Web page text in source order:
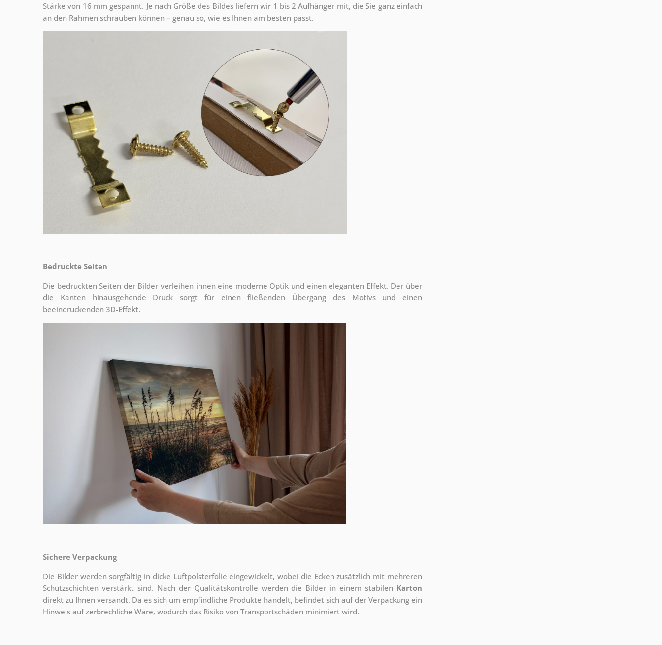
Stärke von 16 mm gespannt. Je nach Größe des Bildes liefern wir 1 bis 2 Aufhänger mit, die Sie ganz einfach
an den Rahmen schrauben können – genau so, wie es Ihnen am besten passt.
Bedruckte Seiten
Die bedruckten Seiten der Bilder verleihen ihnen eine moderne Optik und einen eleganten Effekt. Der über
die Kanten hinausgehende Druck sorgt für einen fließenden Übergang des Motivs und einen
beeindruckenden 3D-Effekt.
Sichere Verpackung
Die Bilder werden sorgfältig in dicke Luftpolsterfolie eingewickelt, wobei die Ecken zusätzlich mit mehreren
Schutzschichten verstärkt sind. Nach der Qualitätskontrolle werden die Bilder in einem stabilen Karton
direkt zu Ihnen versandt. Da es sich um empfindliche Produkte handelt, befindet sich auf der Verpackung ein
Hinweis auf zerbrechliche Ware, wodurch das Risiko von Transportschäden minimiert wird.